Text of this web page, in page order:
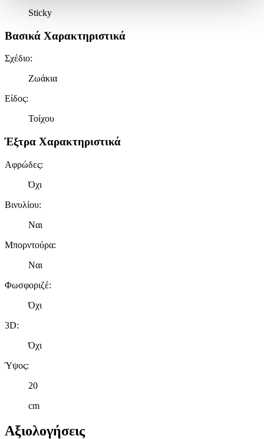
Δήλωση Cookies.
Χρησιμοποιούμε cookies ώστε η τοποθεσία μας να λειτουργεί
σωστά, να εξατομικεύουμε περιεχόμενο και διαφημίσεις, να
παρέχουμε λειτουργίες μέσων κοινωνικής δικτύωσης και να
αναλύουμε την κυκλοφορία μας. Εμείς και οι 1022 συνεργάτες
διεύθυνση IP σας, χρησιμοποιώντας τεχνολογία όπως cookies
για να αποθηκεύουμε και να έχουμε πρόσβαση σε πληροφορίες
στη συσκευή σας, με σκοπό την προβολή εξατομικευμένων
διαφημίσεων και περιεχομένου, τις μετρήσεις σχετικά με
διαφημίσεις και περιεχόμενο, την καλύτερη εικόνα του κοινού
μας και την ανάπτυξη προϊόντων. Επίσης, κοινοποιούμε
πληροφορίες σχετικά με την από μέρους σας χρήση της
τοποθεσίας μας στους συνεργάτες μέσων κοινωνικής
Sticky
Βασικά Χαρακτηριστικά
Σχέδιο:
Ζωάκια
Είδος:
Τοίχου
Έξτρα Χαρακτηριστικά
Αφρώδες:
Όχι
Βινυλίου:
Ναι
Μπορντούρα:
Ναι
Φωσφοριζέ:
Όχι
3D:
Όχι
Ύψος:
20
cm
Αξιολογήσεις